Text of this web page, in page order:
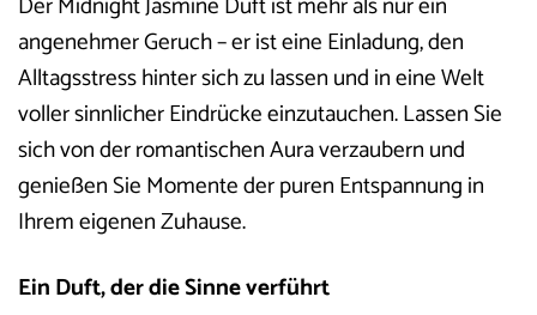
angenehmer Geruch – er ist eine Einladung, den
Alltagsstress hinter sich zu lassen und in eine Welt
voller sinnlicher Eindrücke einzutauchen. Lassen Sie
sich von der romantischen Aura verzaubern und
genießen Sie Momente der puren Entspannung in
Ihrem eigenen Zuhause.
Ein Duft, der die Sinne verführt